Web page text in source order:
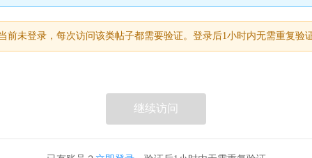
前未登录，每次访问该类帖子都需要验证。登录后1小时内无需重复验
继续访问